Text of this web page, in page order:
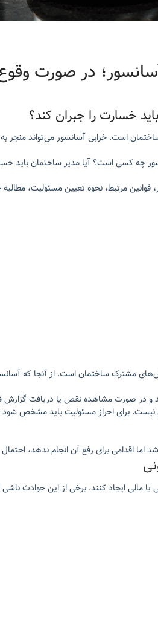
در صورت
خسارت را جبران کند؟
است. خرابی آسانسور می‌تواند منجر به
چه کسی است؟ آیا مدیر ساختمان باید
مرتبط، نحوه تعیین مسئولیت،
مشترک ساختمان است. از آنجا که
صورت مشاهده نقص یا دریافت گزارش
برای احراز مسئولیت باید مشخص
اما اقدامی برای رفع آن انجام ندهد،
مالی ایجاد کنند. برخی از این حوادث